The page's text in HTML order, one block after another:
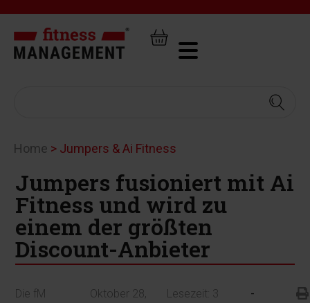
Home > Jumpers & Ai Fitness
Jumpers fusioniert mit Ai
Fitness und wird zu
einem der größten
Discount-Anbieter
Die fM
Oktober 28,
Lesezeit: 3
-